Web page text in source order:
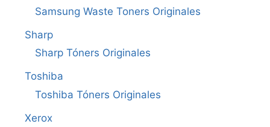
Samsung Waste Toners Originales
Sharp
Sharp Tóners Originales
Toshiba
Toshiba Tóners Originales
Xerox